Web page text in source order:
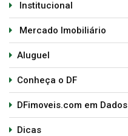
Institucional
Mercado Imobiliário
Aluguel
Conheça o DF
DFimoveis.com em Dados
Dicas